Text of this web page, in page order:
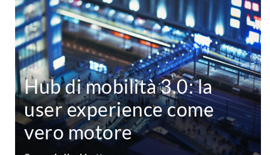
Hub di mobilità 3.0: la
user experience come
vero motore